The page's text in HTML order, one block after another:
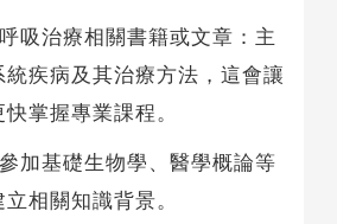
吸治療相關書籍或文章：主
疾病及其治療方法，這會讓
掌握專業課程。
加基礎生物學、醫學概論等
相關知識背景。